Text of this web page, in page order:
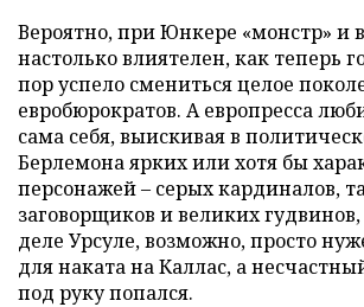
Вероятно, при Юнкере «монстр» и
настолько влиятелен, как теперь
пор успело смениться целое
евробюрократов. А европресса
сама себя, выискивая в
Берлемона ярких или хотя бы
персонажей – серых кардиналов,
заговорщиков и великих
деле Урсуле, возможно, просто
для наката на Каллас, а
под руку попался.